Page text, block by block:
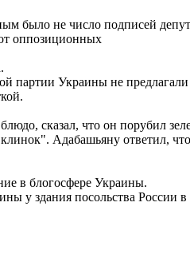
не число подписей
оппозиционных
Украины не
сказал, что он порубил
Адабашьяну ответил,
в блогосфере Украины.
у здания посольства